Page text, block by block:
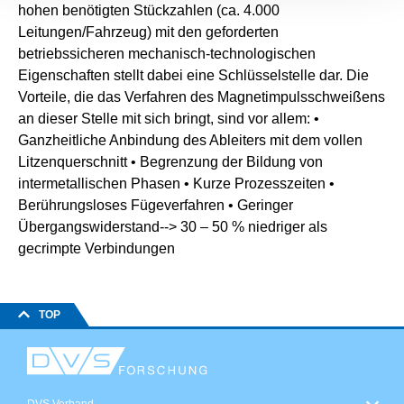
hohen benötigten Stückzahlen (ca. 4.000
Leitungen/Fahrzeug) mit den geforderten
betriebssicheren mechanisch-technologischen
Eigenschaften stellt dabei eine Schlüsselstelle dar. Die
Vorteile, die das Verfahren des Magnetimpulsschweißens
an dieser Stelle mit sich bringt, sind vor allem: •
Ganzheitliche Anbindung des Ableiters mit dem vollen
Litzenquerschnitt • Begrenzung der Bildung von
intermetallischen Phasen • Kurze Prozesszeiten •
Berührungsloses Fügeverfahren • Geringer
Übergangswiderstand--> 30 – 50 % niedriger als
gecrimpte Verbindungen
TOP